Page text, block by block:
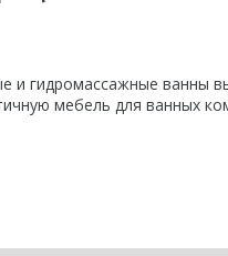
гидромассажные ванны
мебель для ванных